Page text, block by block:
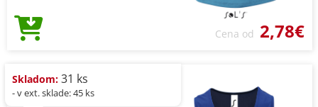
Cena od 2,78€
Skladom: 31 ks
- v ext. sklade: 45 ks